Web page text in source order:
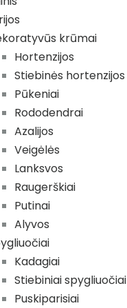
krūmai
Hortenzijos
Stiebinės hortenzijos
Pūkeniai
Rododendrai
Azalijos
Veigėlės
Lanksvos
Raugerškiai
Putinai
Alyvos
Kadagiai
Stiebiniai spygliuočiai
Puskiparisiai